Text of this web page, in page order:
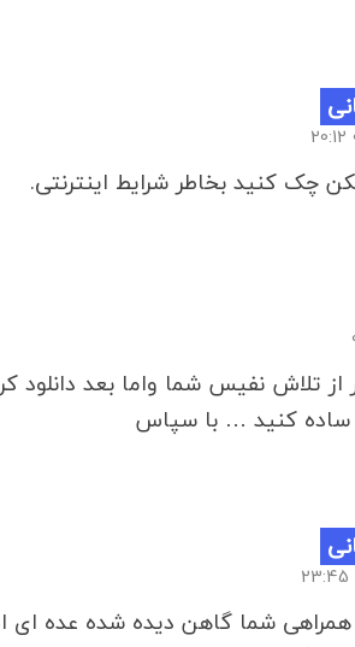
چک کنید بخاطر شرایط اینترنتی.
از تلاش نفیس شما واما بعد
ساده کنید … با سپاس
شما گاهن دیده شده عده ای